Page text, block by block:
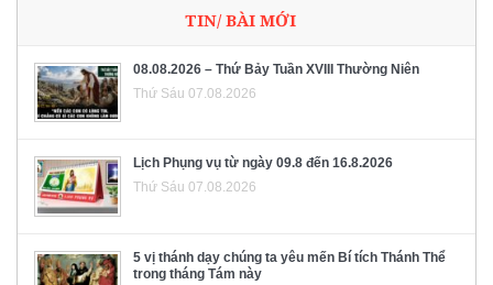
TIN/ BÀI MỚI
08.08.2026 – Thứ Bảy Tuần XVIII Thường Niên
Thứ Sáu 07.08.2026
Lịch Phụng vụ từ ngày 09.8 đến 16.8.2026
Thứ Sáu 07.08.2026
5 vị thánh dạy chúng ta yêu mến Bí tích Thánh Thể
trong tháng Tám này